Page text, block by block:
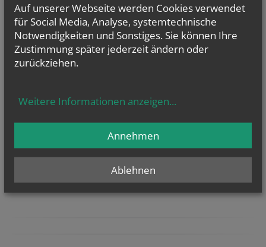
20 Jahre Mariengrotte
Schrick - Jubiläumsfeier am
9....
Auf unserer Webseite werden Cookies verwendet
für Social Media, Analyse, systemtechnische
Notwendigkeiten und Sonstiges. Sie können Ihre
Zustimmung später jederzeit ändern oder
zurückziehen.
Weitere Informationen anzeigen...
Ablehnen
Annehmen